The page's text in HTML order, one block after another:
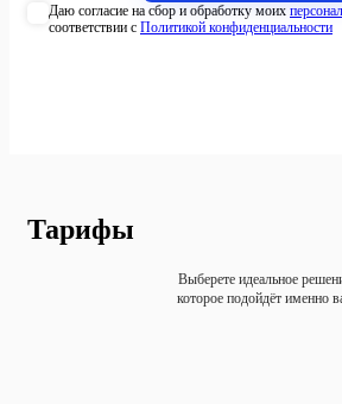
Даю согласие на сбор и обработку моих
соответствии с Политикой конфиденциальности
Тарифы
Выберете идеальное
которое подойдёт именно